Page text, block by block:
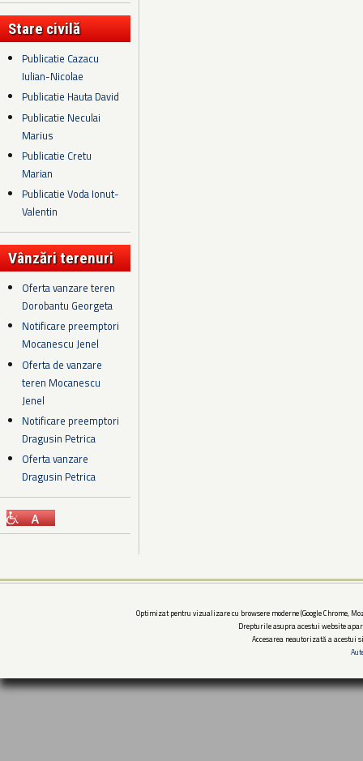
Stare civilă
Publicatie Cazacu
Iulian-Nicolae
Publicatie Hauta David
Publicatie Neculai
Marius
Publicatie Cretu
Marian
Publicatie Voda Ionut-
Valentin
Vânzări terenuri
Oferta vanzare teren
Dorobantu Georgeta
Notificare preemptori
Mocanescu Jenel
Oferta de vanzare
teren Mocanescu
Jenel
Notificare preemptori
Dragusin Petrica
Oferta vanzare
Dragusin Petrica
Optimizat pentru vizualizare cu browsere moderne (Google Chrome,
Drepturile asupra acestui website
Accesarea neautorizată a acestui